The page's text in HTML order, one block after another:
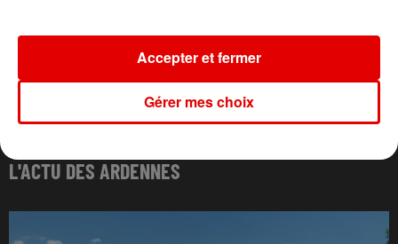
L'ACTU DES ARDENNES
Gérer mes choix
Accepter et fermer